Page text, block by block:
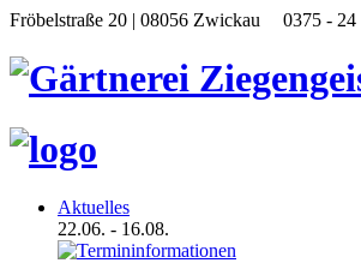
Fröbelstraße 20 | 08056 Zwickau 0375 - 24
Aktuelles
22.06. - 16.08.